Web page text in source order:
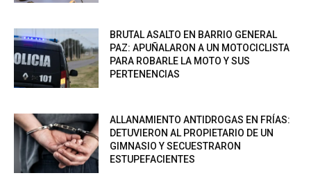
BRUTAL ASALTO EN BARRIO GENERAL
PAZ: APUÑALARON A UN MOTOCICLISTA
PARA ROBARLE LA MOTO Y SUS
PERTENENCIAS
ALLANAMIENTO ANTIDROGAS EN FRÍAS:
DETUVIERON AL PROPIETARIO DE UN
GIMNASIO Y SECUESTRARON
ESTUPEFACIENTES